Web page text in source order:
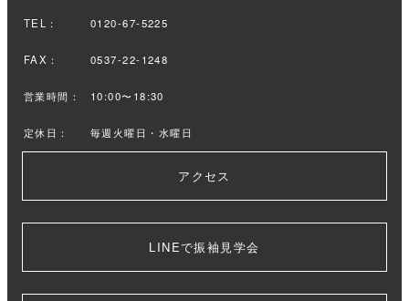
TEL： 0120-67-5225
FAX： 0537-22-1248
営業時間： 10:00〜18:30
定休日： 毎週火曜日・水曜日
アクセス
LINEで振袖見学会